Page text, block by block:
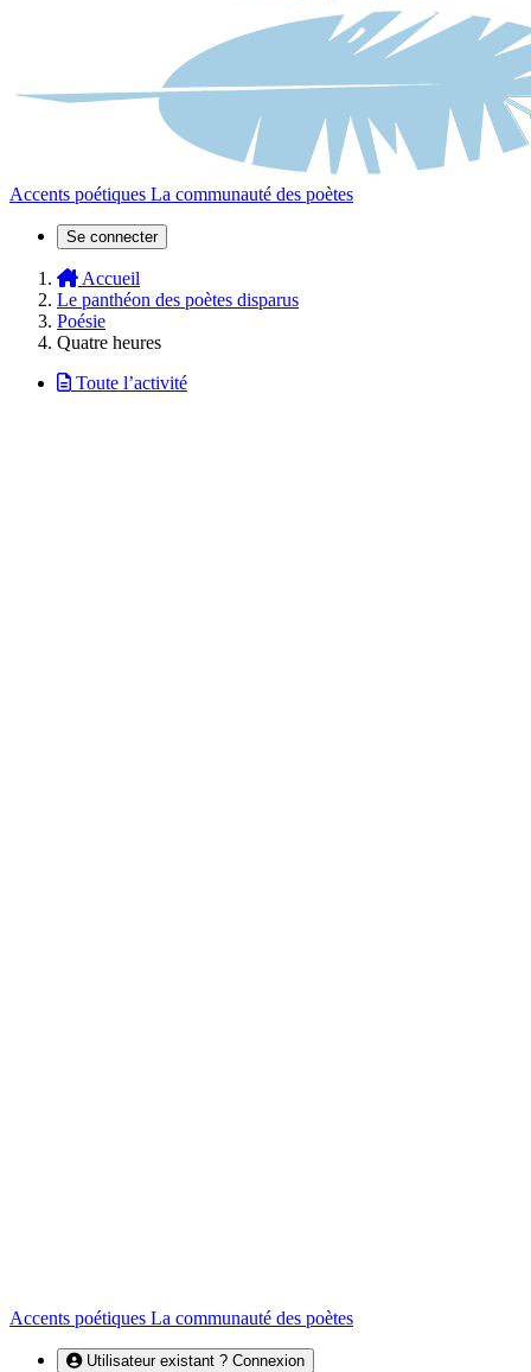
Accents poétiques La communauté des poètes
Se connecter
Accueil
Le panthéon des poètes disparus
Poésie
Quatre heures
Toute l’activité
Accents poétiques La communauté des poètes
Utilisateur existant ? Connexion